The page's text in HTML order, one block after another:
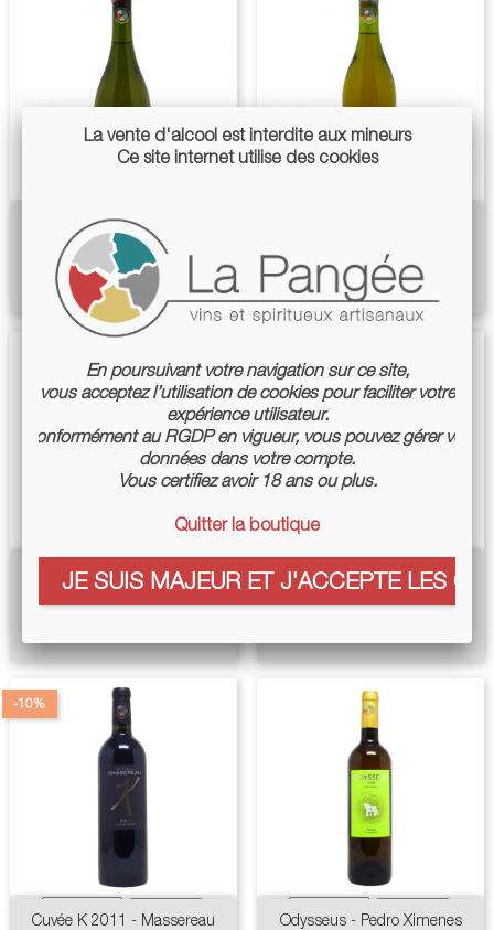
Oeuf Blanc 2013 - Lucy
Margaux
Prix
26,00 € Prix
25,00 €
Phenomena 2016 - Sesti
Prix
135,00 €
Odysseus - Maset Del Ros
Cuvée K 2011 - Massereau
-10%
Odysseus - Pedro Ximenes
La vente d'alcool est interdite aux mineurs
Ce site internet utilise des cookies
En poursuivant votre navigation sur ce site,
vous acceptez l’utilisation de cookies pour faciliter votre
expérience utilisateur.
Conformément au RGDP en vigueur, vous pouvez gérer vos
données dans votre compte.
Vous certifiez avoir 18 ans ou plus.
Quitter la boutique
JE SUIS MAJEUR ET J'ACCEPTE LES